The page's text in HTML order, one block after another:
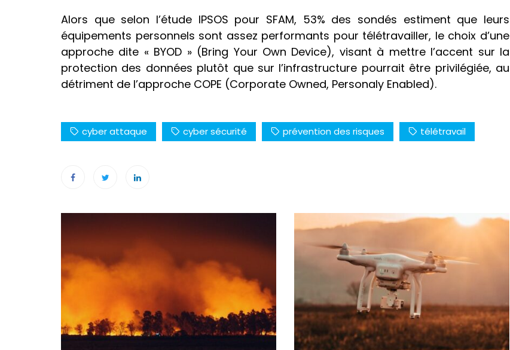
Alors que selon l’étude IPSOS pour SFAM, 53% des sondés estiment que leurs
équipements personnels sont assez performants pour télétravailler, le choix d’une
approche dite « BYOD » (Bring Your Own Device), visant à mettre l’accent sur la
protection des données plutôt que sur l’infrastructure pourrait être privilégiée, au
détriment de l’approche COPE (Corporate Owned, Personaly Enabled).
cyber attaque cyber sécurité prévention des risques télétravail
de
l’article